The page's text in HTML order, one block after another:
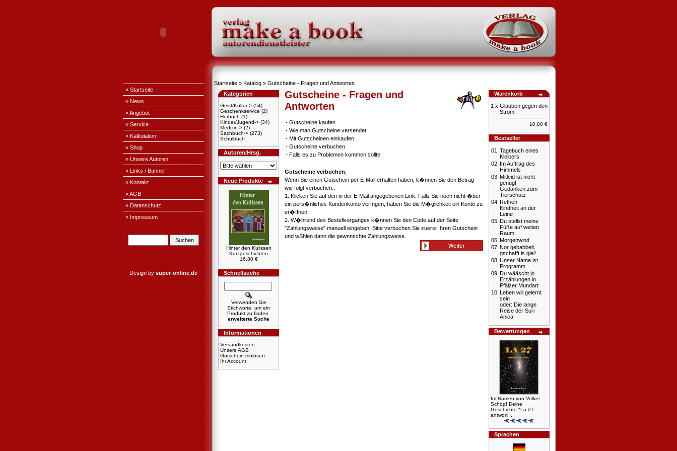
» Startseite
» News
» Angebot
» Service
» Kalkulation
» Shop
» Unsere Autoren
» Links / Banner
» Kontakt
» AGB
» Datenschutz
» Impressum
Design by super-online.de
Startseite » Katalog » Gutscheine - Fragen und Antworten
Kategorien
Geist/Kultur-> (54)
Geschenkservice (2)
Hörbuch (1)
Kinder/Jugend-> (34)
Medizin-> (2)
Sachbuch-> (273)
Schulbuch
Autoren/Hrsg.
Neue Produkte
Hinter den Kulissen
Kurzgeschichten
16,80 €
Schnellsuche
Verwenden Sie
Stichworte, um ein
Produkt zu finden.
erweiterte Suche
Informationen
Versandkosten
Unsere AGB
Gutschein einlösen
Ihr Account
Gutscheine - Fragen und
Antworten
- Gutscheine kaufen
- Wie man Gutscheine versendet
- Mit Gutscheinen einkaufen
- Gutscheine verbuchen
- Falls es zu Problemen kommen sollte
Gutscheine verbuchen.
Wenn Sie einen Gutschein per E-Mail erhalten haben, k�nnen Sie den Betrag
wie folgt verbuchen:.
1. Klicken Sie auf den in der E-Mail angegebenen Link. Falls Sie noch nicht �ber
ein pers�nliches Kundenkonto verfngen, haben Sie die M�glichkeit ein Konto zu
er�ffnen.
2. W�hrend des Bestellvorganges k�nnen Sie den Code auf der Seite
"Zahlungsweise" manuell eingeben. Bitte verbuchen Sie zuerst Ihren Gutschein
und wShlen dann die gewnnschte Zahlungsweise.
Warenkorb
1 x Glauben gegen den
Strom
10,80 €
Bestseller
01. Tagebuch eines
Kleibers
02. Im Auftrag des
Himmels
03. Mitleid ist nicht
genug!
Gedanken zum
Tierschutz
04. Rethen
Kindheit an der
Leine
05. Du stellst meine
Füße auf weiten
Raum
06. Morgenwind
07. Nor gebabbelt,
gschafft is glei!
08. Unser Name ist
Programm
09. Du wääscht jo
Erzählungen in
Pfälzer Mundart
10. Leben will gelernt
sein
oder: Die lange
Reise der Suri
Anica
Bewertungen
Im Namen von Volker
Schopf Deine
Geschichte "La 27
antwort ..
Sprachen